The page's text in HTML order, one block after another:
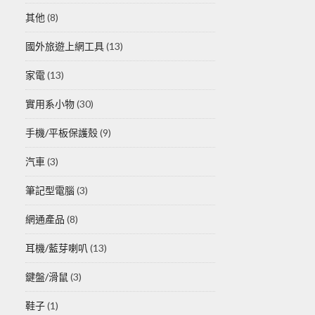
其他 (8)
國外旅遊上網工具(13)
家電 (13)
實用系小物(30)
手機/平板保護殼(9)
汽車 (3)
筆記型電腦(3)
網通產品 (8)
耳機/藍芽喇叭 (13)
鍵盤/滑鼠 (3)
鞋子(1)